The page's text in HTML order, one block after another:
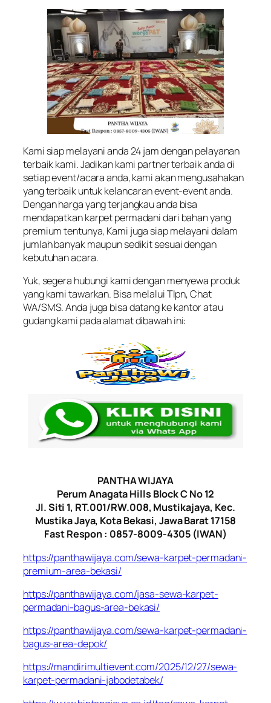
Kami siap melayani anda 24 jam dengan pelayanan
terbaik kami. Jadikan kami partner terbaik anda di
setiap event/acara anda, kami akan mengusahakan
yang terbaik untuk kelancaran event-event anda.
Dengan harga yang terjangkau anda bisa
mendapatkan karpet permadani dari bahan yang
premium tentunya, Kami juga siap melayani dalam
jumlah banyak maupun sedikit sesuai dengan
kebutuhan acara.
Yuk, segera hubungi kami dengan menyewa produk
yang kami tawarkan. Bisa melalui Tlpn, Chat
WA/SMS. Anda juga bisa datang ke kantor atau
gudang kami pada alamat dibawah ini:
PANTHA WIJAYA
Perum Anagata Hills Block C No 12
Jl. Siti 1, RT.001/RW.008, Mustikajaya, Kec.
Mustika Jaya, Kota Bekasi, Jawa Barat 17158
Fast Respon : 0857-8009-4305 (IWAN)
https://panthawijaya.com/sewa-karpet-permadani-
premium-area-bekasi/
https://panthawijaya.com/jasa-sewa-karpet-
permadani-bagus-area-bekasi/
https://panthawijaya.com/sewa-karpet-permadani-
bagus-area-depok/
https://mandirimultievent.com/2025/12/27/sewa-
karpet-permadani-jabodetabek/